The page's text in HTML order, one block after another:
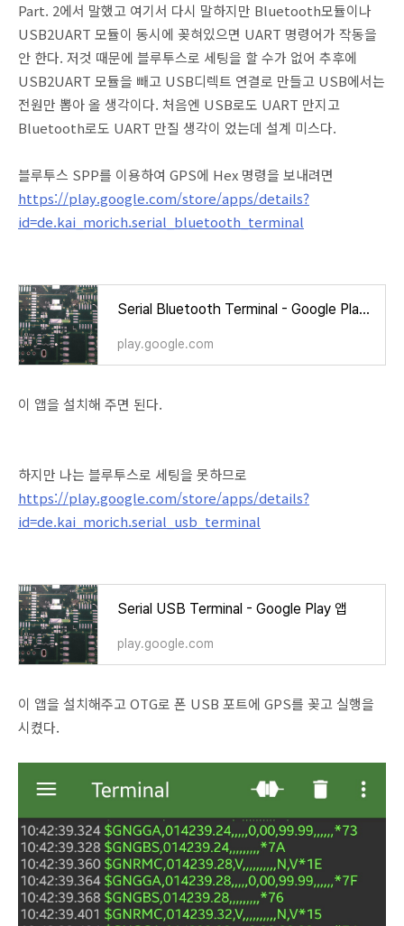
Part. 2에서 말했고 여기서 다시 말하지만 Bluetooth모듈이나
USB2UART 모듈이 동시에 꽂혀있으면 UART 명령어가 작동을
안 한다. 저것 때문에 블루투스로 세팅을 할 수가 없어 추후에
USB2UART 모듈을 빼고 USB디렉트 연결로 만들고 USB에서는
전원만 뽑아 올 생각이다. 처음엔 USB로도 UART 만지고
Bluetooth로도 UART 만질 생각이 었는데 설계 미스다.
블루투스 SPP를 이용하여 GPS에 Hex 명령을 보내려면
https://play.google.com/store/apps/details?
id=de.kai_morich.serial_bluetooth_terminal
Serial Bluetooth Terminal - Google Play 앱
play.google.com
이 앱을 설치해 주면 된다.
하지만 나는 블루투스로 세팅을 못하므로
https://play.google.com/store/apps/details?
id=de.kai_morich.serial_usb_terminal
Serial USB Terminal - Google Play 앱
play.google.com
이 앱을 설치해주고 OTG로 폰 USB 포트에 GPS를 꽂고 실행을
시켰다.